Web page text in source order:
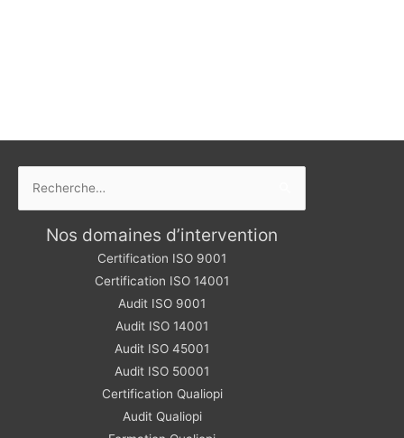
Nos domaines d’intervention
Certification ISO 9001
Certification ISO 14001
Audit ISO 9001
Audit ISO 14001
Audit ISO 45001
Audit ISO 50001
Certification Qualiopi
Audit Qualiopi